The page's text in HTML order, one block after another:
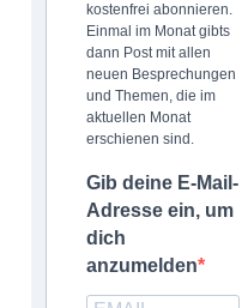
kostenfrei abonnieren.
Einmal im Monat gibts
dann Post mit allen
neuen Besprechungen
und Themen, die im
aktuellen Monat
erschienen sind.
Gib deine E-Mail-
Adresse ein, um
dich
anzumelden